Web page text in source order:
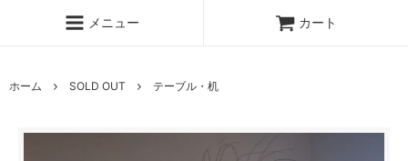
メニュー カート
ホーム SOLD OUT テーブル・机